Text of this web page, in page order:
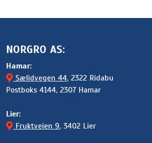
NORGRO AS:
Hamar:
Sælidvegen 44, 2322 Ridabu
Postboks 4144, 2307 Hamar
Lier:
Fruktveien 9, 3402 Lier